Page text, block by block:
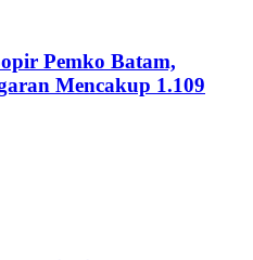
Pemko Batam,
Mencakup 1.109